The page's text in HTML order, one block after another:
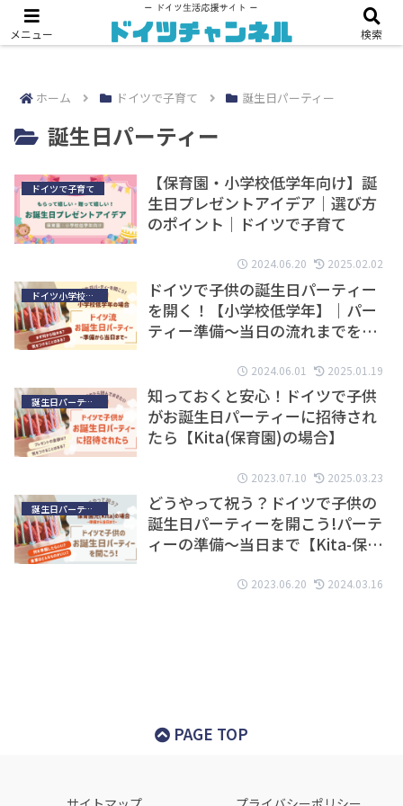
【2024年版】海外配送『Amazonグローバル』の使い方
ホーム ドイツで子育て 誕生日パーティー
誕生日パーティー
ドイツで子育て
【保育園・小学校低学年向け】誕
生日プレゼントアイデア｜選び方
のポイント｜ドイツで子育て
2024.06.20 2025.02.02
ドイツ小学校生活
ドイツで子供の誕生日パーティー
を開く！【小学校低学年】｜パー
ティー準備〜当日の流れまでを解
2024.06.01 2025.01.19
誕生日パーティー
知っておくと安心！ドイツで子供
がお誕生日パーティーに招待され
たら【Kita(保育園)の場合】
2023.07.10 2025.03.23
誕生日パーティー
どうやって祝う？ドイツで子供の
誕生日パーティーを開こう!パーテ
ィーの準備〜当日まで【Kita-保育
2023.06.20 2024.03.16
PAGE TOP
メニュー 検索